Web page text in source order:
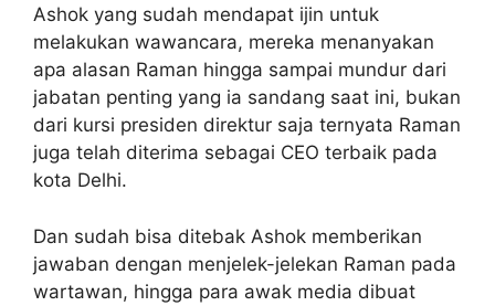
Ashok yang sudah mendapat ijin untuk
melakukan wawancara, mereka menanyakan
apa alasan Raman hingga sampai mundur dari
jabatan penting yang ia sandang saat ini, bukan
dari kursi presiden direktur saja ternyata Raman
juga telah diterima sebagai CEO terbaik pada
kota Delhi.
Dan sudah bisa ditebak Ashok memberikan
jawaban dengan menjelek-jelekan Raman pada
wartawan, hingga para awak media dibuat